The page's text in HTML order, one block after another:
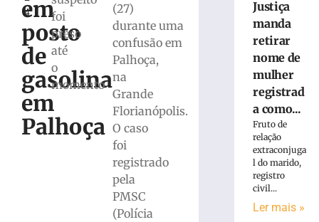
4
em
posto
de
gasolina
em
Palhoça
foi
preso
até
o
momento
(27)
durante uma
confusão em
Palhoça,
na
Grande
Florianópolis.
O caso
foi
registrado
pela
PMSC
(Polícia
Homem
tropeça
calçada,
Justiça
manda
retirar
nome de
mulher
registrad
a como...
Fruto de
relação
extraconjuga
l do marido,
registro
civil...
Ler mais »